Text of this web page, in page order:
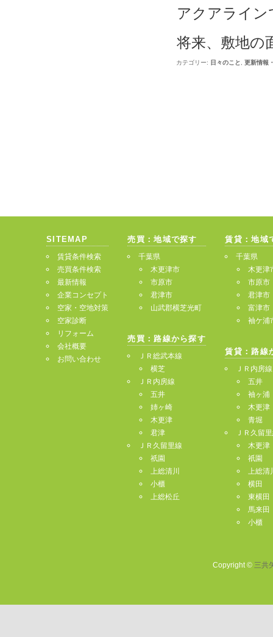
アクアライ
将来、敷地の
カテゴリー: 日々のこと , 更新情報
SITEMAP
賃貸条件検索
売買条件検索
最新情報
企業コンセプト
空家・空地対策
空家診断
リフォーム
会社概要
お問い合わせ
売買：地域で探す
千葉県
木更津市
市原市
君津市
山武郡横芝光町
売買：路線から探す
ＪＲ総武本線
横芝
ＪＲ内房線
五井
姉ヶ崎
木更津
君津
ＪＲ久留里線
祇園
上総清川
小櫃
上総松丘
賃貸：地域
千葉県
木更津
市原市
君津市
富津市
袖ケ浦
賃貸：路線
ＪＲ内房線
五井
袖ヶ浦
木更津
青堀
ＪＲ久留
木更津
祇園
上総清
横田
東横田
馬来田
小櫃
Copyright © 三共